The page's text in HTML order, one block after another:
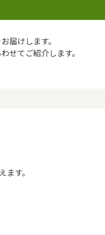
届けします。
せてご紹介します。
す。